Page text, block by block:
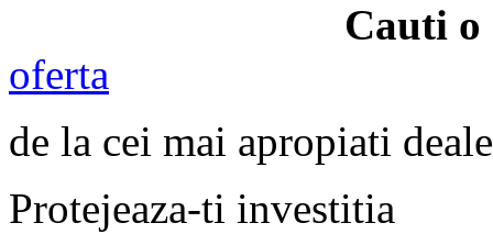
Cauti o
oferta
de la cei mai apropiati
Protejeaza-ti investitia